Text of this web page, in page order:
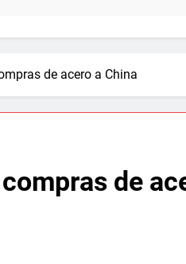
de acero a China
de